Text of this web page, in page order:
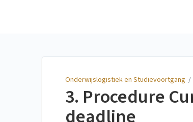
Onderwijslogistiek en Studievoortgang /
3. Procedure
deadline